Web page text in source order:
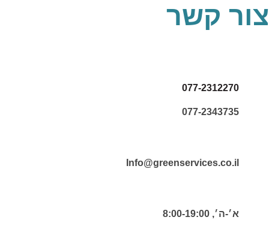
צור קשר
077-2312270
077-2343735
Info@greenservices.co.il
א׳-ה׳, 8:00-19:00